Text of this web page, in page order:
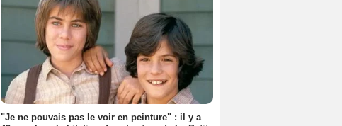
"Je ne pouvais pas le voir en peinture" : il y a